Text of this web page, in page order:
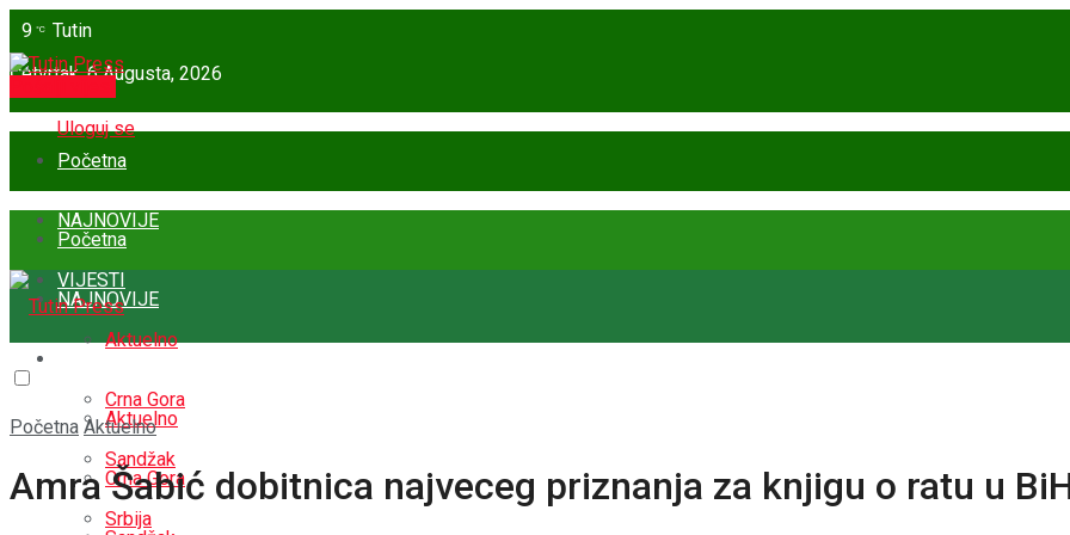
9 °C
Tutin
Četvrtak, 6 Augusta, 2026
Uloguj se
Početna
NAJNOVIJE
VIJESTI
Aktuelno
Crna Gora
Sandžak
Srbija
Početna
NAJNOVIJE
Aktuelno
Crna Gora
Početna Aktuelno
Amra Šabić dobitnica najveceg priznanja za knjigu o ratu u